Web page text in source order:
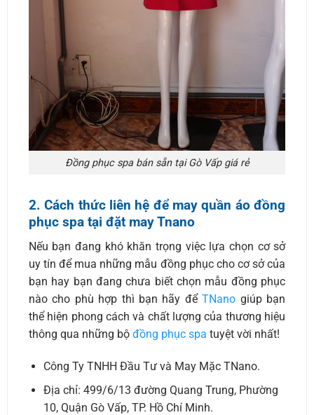
Đồng phục spa bán sẵn tại Gò Vấp giá rẻ
2. Cách thức liên hệ để may quần áo đồng
phục spa tại đặt may Tnano
Nếu bạn đang khó khăn trọng việc lựa chọn cơ sở
uy tín để mua những mẫu đồng phục cho cơ sở của
bạn hay bạn đang chưa biết chọn mẫu đồng phục
nào cho phù hợp thì bạn hãy đểTNano giúp bạn
thể hiện phong cách và chất lượng của thương hiệu
thông qua những bộ đồng phục spa tuyệt vời nhất!
Công Ty TNHH Đầu Tư và May Mặc TNano.
Địa chỉ: 499/6/13 đường Quang Trung, Phường
10, Quận Gò Vấp, TP. Hồ Chí Minh.